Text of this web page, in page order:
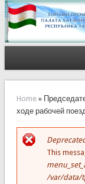
You are here
Home»
ходе рабочей
Error
This
/var/data/